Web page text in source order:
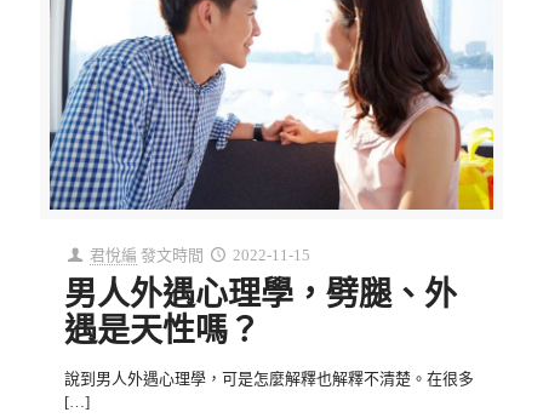
君悅編 發文時間 2022-11-15
男人外遇心理學，劈腿、外
遇是天性嗎？
說到男人外遇心理學，可是怎麼解釋也解釋不清楚。在很多
[…]